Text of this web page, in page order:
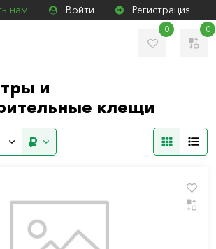
нам Войти Регистрация
0 0
и
клещи